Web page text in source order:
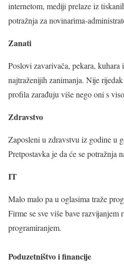
internetom, mediji prelaze iz
potražnja za novinarima-
Zanati
Poslovi zavarivača, pekara, kuhara
najtraženijih zanimanja. Nije
profila zarađuju više nego oni s
Zdravstvo
Zaposleni u zdravstvu iz godine u
Pretpostavka je da će se potražnja
IT
Malo malo pa u oglasima traže
Firme se sve više bave razvijanjem
programiranjem.
Poduzetništvo i financije